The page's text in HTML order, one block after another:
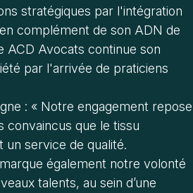
stratégiques par l'intégration
complément de son ADN de
ACD Avocats continue son
par l'arrivée de praticiens
: « Notre engagement repose
convaincus que le tissu
un service de qualité.
également notre volonté
talents, au sein d’une